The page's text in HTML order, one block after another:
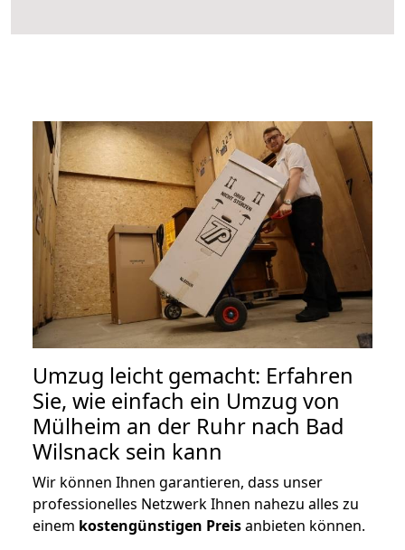
Umzug leicht gemacht: Erfahren
Sie, wie einfach ein Umzug von
Mülheim an der Ruhr nach Bad
Wilsnack sein kann
Wir können Ihnen garantieren, dass unser
professionelles Netzwerk Ihnen nahezu alles zu
einem kostengünstigen Preisanbieten können.